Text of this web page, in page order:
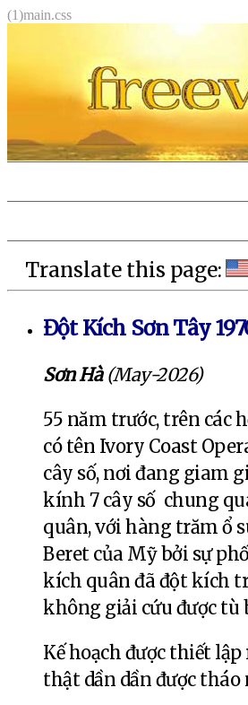
(1)main.css
Translate this page:
Đột Kích Sơn Tây
Sơn Hà (May-2026)
55 năm trước, trên các
có tên Ivory Coast
cây số, nơi đang giam
kính 7 cây số chung
quân, với hàng trăm ổ
Beret của Mỹ bởi sự
kích quân đã đột kích
không giải cứu được tù
Kế hoạch được thiết
thật dần dần được tháo